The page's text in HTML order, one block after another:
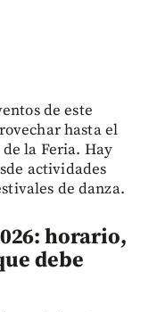
de este
hasta el
la Feria. Hay
actividades
de danza.
horario,
debe